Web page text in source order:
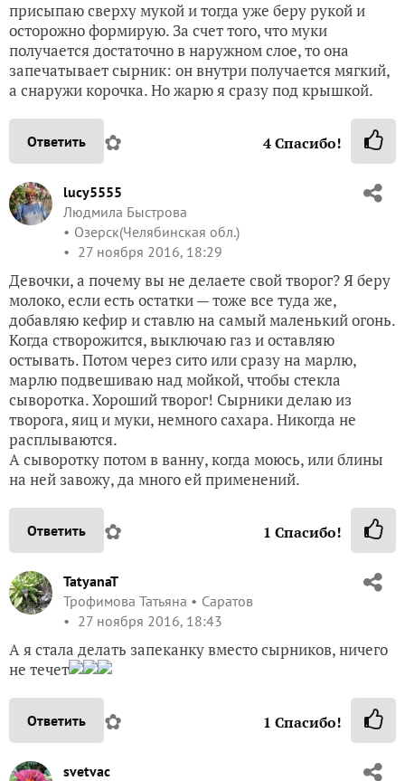
присыпаю сверху мукой и тогда уже беру рукой и
осторожно формирую. За счет того, что муки
получается достаточно в наружном слое, то она
запечатывает сырник: он внутри получается мягкий,
а снаружи корочка. Но жарю я сразу под крышкой.
Ответить ✿ 4Спасибо!
lucy5555
Людмила Быстрова
Озерск(Челябинская обл.)
27 ноября 2016, 18:29
Девочки, а почему вы не делаете свой творог? Я беру
молоко, если есть остатки — тоже все туда же,
добавляю кефир и ставлю на самый маленький огонь.
Когда створожится, выключаю газ и оставляю
остывать. Потом через сито или сразу на марлю,
марлю подвешиваю над мойкой, чтобы стекла
сыворотка. Хороший творог! Сырники делаю из
творога, яиц и муки, немного сахара. Никогда не
расплываются.
А сыворотку потом в ванну, когда моюсь, или блины
на ней завожу, да много ей применений.
Ответить ✿ 1 Спасибо!
TatyanaT
Трофимова Татьяна
Саратов
27 ноября 2016, 18:43
А я стала делать запеканку вместо сырников, ничего
не течет
Ответить ✿ 1 Спасибо!
svetvac